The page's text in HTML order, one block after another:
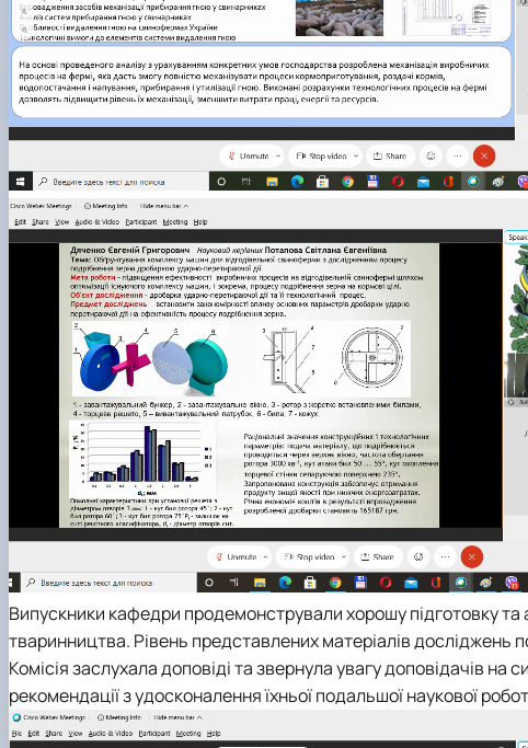
Випускники кафедри продемонстрували хорошу підготовку та
тваринництва. Рівень представлених матеріалів досліджень
Комісія заслухала доповіді та звернула увагу доповідачів
рекомендації з удосконалення їхньої подальшої наукової